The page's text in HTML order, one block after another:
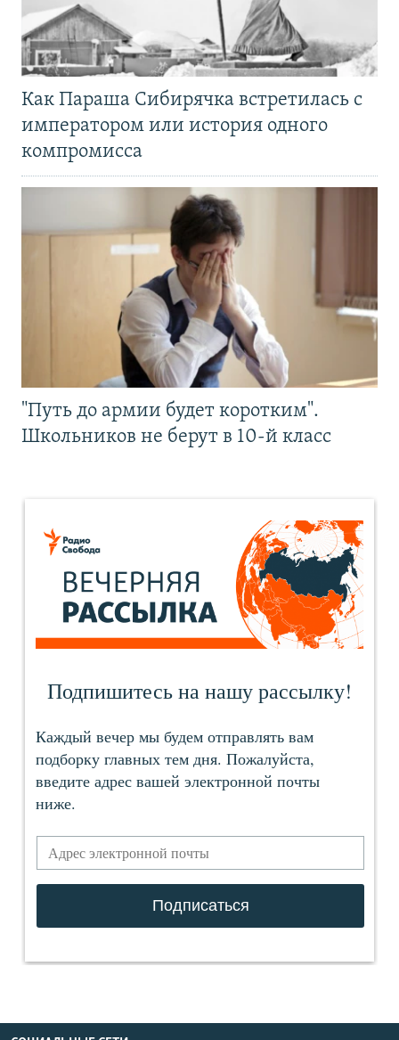
Как Параша Сибирячка встретилась с
императором или история одного
компромисса
"Путь до армии будет коротким".
Школьников не берут в 10-й класс